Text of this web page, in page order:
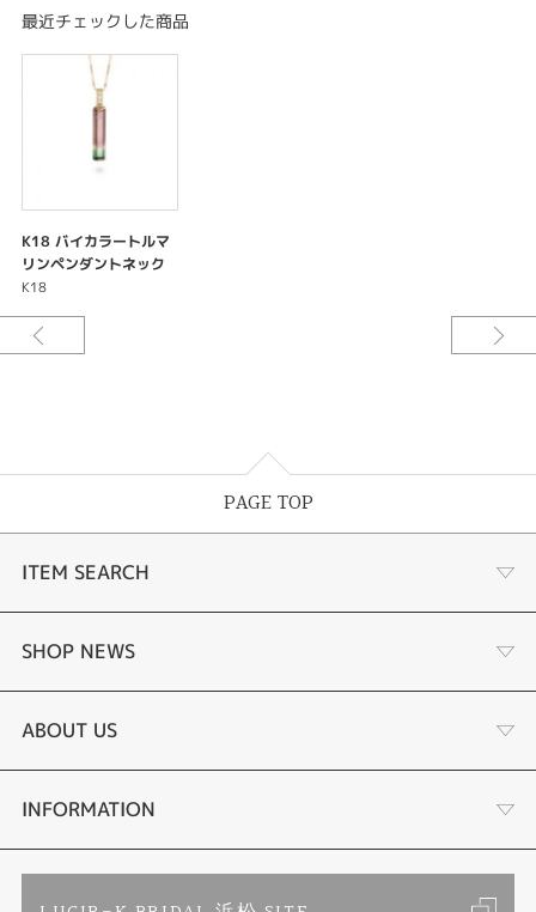
紹介文
※価格はすべて税込価格となります。
※この商品は2021年9月17日～19日の期間限定商品になります。
※数に限りがございます。なくなり次第終了となります。
最近チェックした商品
K18 バイカラートルマ
リンペンダントネック
レス
K18
PAGE TOP
ITEM SEARCH
あこや真珠
黒蝶真珠
時計
色石
SHOP NEWS
個性溢れる色石の魅力
YouTube ルシルケイチャンネル
ブライダルリングサイト
ABOUT US
店舗情報・会社概要
INFORMATION